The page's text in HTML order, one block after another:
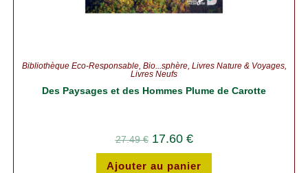
Bibliothèque Éco-Responsable, Bio...sphère, Livres Nature & Voyages,
Livres Neufs
Des Paysages et des Hommes Plume de Carotte
27.49€ 17.60 €
Ajouter au panier